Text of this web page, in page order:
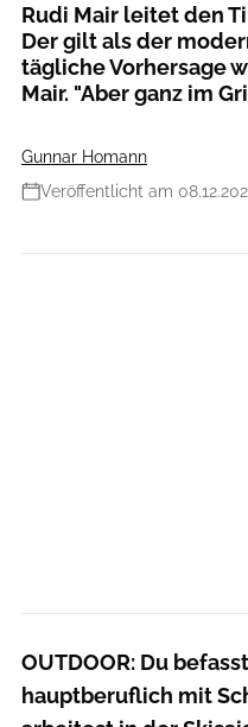
Rudi Mair leitet den
Der gilt als der
tägliche Vorhersage
Mair. "Aber ganz im
Gunnar Homann
Veröffentlicht am
OUTDOOR: Du
hauptberuflich mit